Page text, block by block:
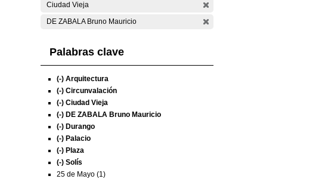
Ciudad Vieja
DE ZABALA Bruno Mauricio
Palabras clave
(-) Arquitectura
(-) Circunvalación
(-) Ciudad Vieja
(-) DE ZABALA Bruno Mauricio
(-) Durango
(-) Palacio
(-) Plaza
(-) Solís
25 de Mayo (1)